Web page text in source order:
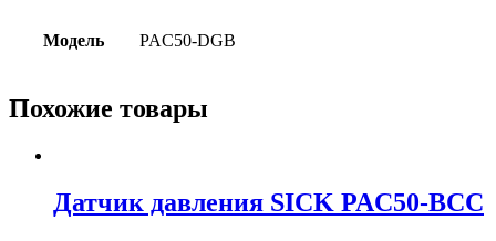
Модель PAC50-DGB
Похожие товары
Датчик давления SICK PAC50-BCC